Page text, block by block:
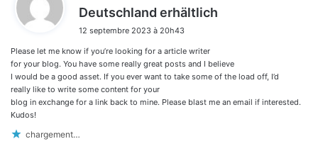
Deutschland erhältlich
:
12 septembre 2023 à 20h43
Please let me know if you’re looking for a article writer
for your blog. You have some really great posts and I believe
I would be a good asset. If you ever want to take some of the load off, I’d
really like to write some content for your
blog in exchange for a link back to mine. Please blast me an email if interested.
Kudos!
chargement…